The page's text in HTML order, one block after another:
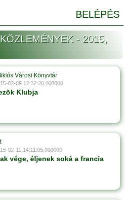
BELÉPÉS
- 2015,
Városi Könyvtár
02-09 12:32:20.000000
Klubja
02-11 14:11:05.000000
vége, éljenek soká a francia